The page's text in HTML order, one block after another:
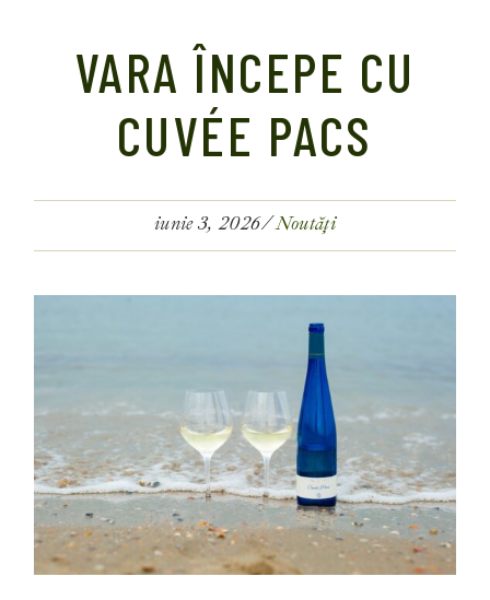
VARA ÎNCEPE CU
CUVÉE PACS
iunie 3, 2026 Noutăți